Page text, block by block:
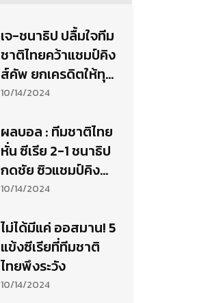
เจ-ชนาธิป ปลื้มใจทีม
ชาติไทยคว้าแชมป์คิง
ส์คัพ ยกเครดิตให้ทุก
คน
10/14/2024
ผลบอล : ทีมชาติไทย
หั่น ซีเรีย 2-1 ชนาธิป
กดชัย ซิวแชมป์คิง
ส์คัพรอบ7ปี
10/14/2024
ไม่ได้มีแค่ ออสมาน! 5
แข้งซีเรียที่ทีมชาติ
ไทยพึงระวัง
10/14/2024